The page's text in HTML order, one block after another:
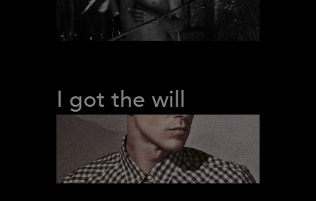
I got the will